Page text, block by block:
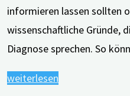
informieren lassen sollten
wissenschaftliche Gründe,
Diagnose sprechen. So
weiterlesen